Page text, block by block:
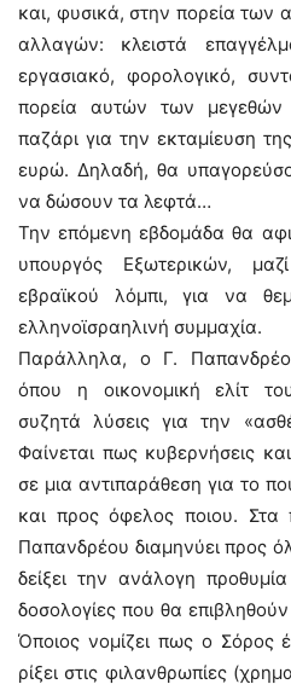
και, φυσικά, στην πορεία των
αλλαγών: κλειστά
εργασιακό, φορολογικό,
πορεία αυτών των μεγεθών
παζάρι για την εκταμίευση
ευρώ. Δηλαδή, θα
να δώσουν τα λεφτά…
Την επόμενη εβδομάδα θα
υπουργός Εξωτερικών,
εβραϊκού λόμπι, για να
ελληνοϊσραηλινή συμμαχία.
Παράλληλα, ο Γ.
όπου η οικονομική ελίτ
συζητά λύσεις για την
Φαίνεται πως κυβερνήσεις
σε μια αντιπαράθεση για το
και προς όφελος ποιου. Στα
Παπανδρέου διαμηνύει προς
δείξει την ανάλογη
δοσολογίες που θα
Όποιος νομίζει πως ο Σόρος
ρίξει στις φιλανθρωπίες